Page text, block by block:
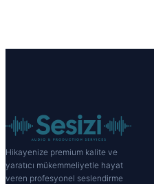
Hikayenize premium kalite ve
yaratıcı mükemmeliyetle hayat
veren profesyonel seslendirme